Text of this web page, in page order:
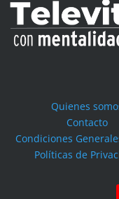
Quienes
Contacto
Condiciones
Políticas de